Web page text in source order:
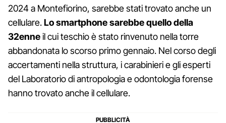
2024 a Montefiorino, sarebbe stati trovato anche un
cellulare.Lo smartphone sarebbe quello della
32enneil cui teschio è stato rinvenuto nella torre
abbandonata lo scorso primo gennaio. Nel corso degli
accertamenti nella struttura, i carabinieri e gli esperti
del Laboratorio di antropologia e odontologia forense
hanno trovato anche il cellulare.